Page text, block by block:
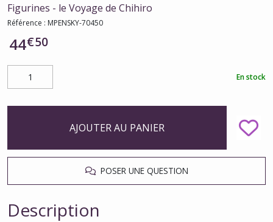
Figurines - le Voyage de Chihiro
Référence : MPENSKY-70450
44€50
En stock
AJOUTER AU PANIER
POSER UNE QUESTION
Description